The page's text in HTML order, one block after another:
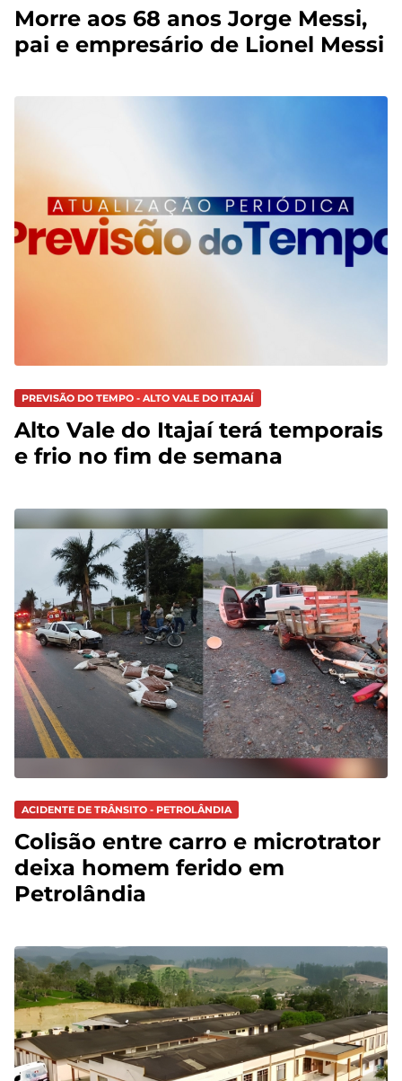
Morre aos 68 anos Jorge Messi,
pai e empresário de Lionel Messi
PREVISÃO DO TEMPO - ALTO VALE DO ITAJAÍ
Alto Vale do Itajaí terá temporais
e frio no fim de semana
ACIDENTE DE TRÂNSITO - PETROLÂNDIA
Colisão entre carro e microtrator
deixa homem ferido em
Petrolândia